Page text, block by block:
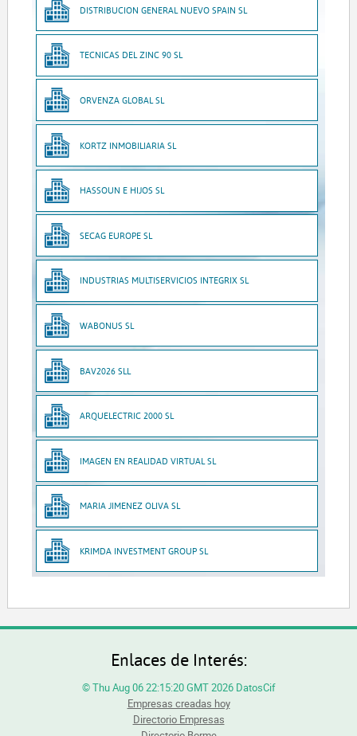
DISTRIBUCION GENERAL NUEVO SPAIN SL
TECNICAS DEL ZINC 90 SL
ORVENZA GLOBAL SL
KORTZ INMOBILIARIA SL
HASSOUN E HIJOS SL
SECAG EUROPE SL
INDUSTRIAS MULTISERVICIOS INTEGRIX SL
WABONUS SL
BAV2026 SLL
ARQUELECTRIC 2000 SL
IMAGEN EN REALIDAD VIRTUAL SL
MARIA JIMENEZ OLIVA SL
KRIMDA INVESTMENT GROUP SL
Enlaces de Interés:
© Thu Aug 06 22:15:20 GMT 2026 DatosCif
Empresas creadas hoy
Directorio Empresas